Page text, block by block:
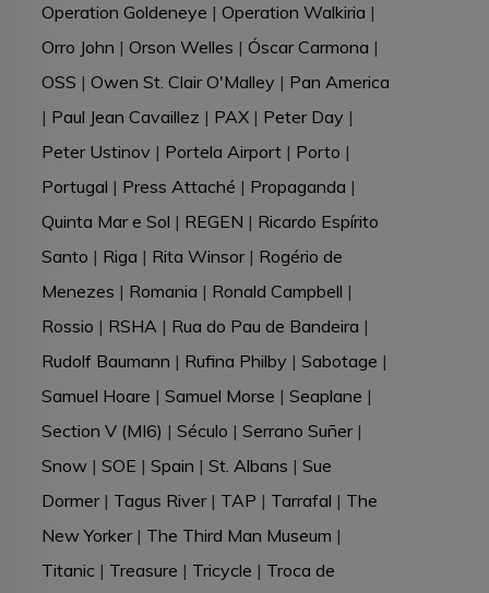
Operation Goldeneye | Operation Walkiria |
Orro John | Orson Welles | Óscar Carmona |
OSS | Owen St. Clair O'Malley | Pan America
| Paul Jean Cavaillez | PAX| Peter Day |
Peter Ustinov | Portela Airport| Porto |
Portugal | Press Attaché | Propaganda |
Quinta Mar e Sol | REGEN | Ricardo Espírito
Santo | Riga | Rita Winsor| Rogério de
Menezes | Romania | Ronald Campbell |
Rossio | RSHA| Rua do Pau de Bandeira |
Rudolf Baumann | Rufina Philby | Sabotage |
Samuel Hoare | Samuel Morse | Seaplane |
Section V (MI6) | Século | Serrano Suñer|
Snow| SOE | Spain | St. Albans | Sue
Dormer| Tagus River| TAP | Tarrafal | The
New Yorker| The Third Man Museum |
Titanic| Treasure | Tricycle | Troca de